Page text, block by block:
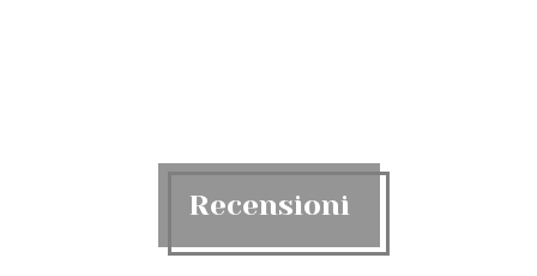
Recensioni